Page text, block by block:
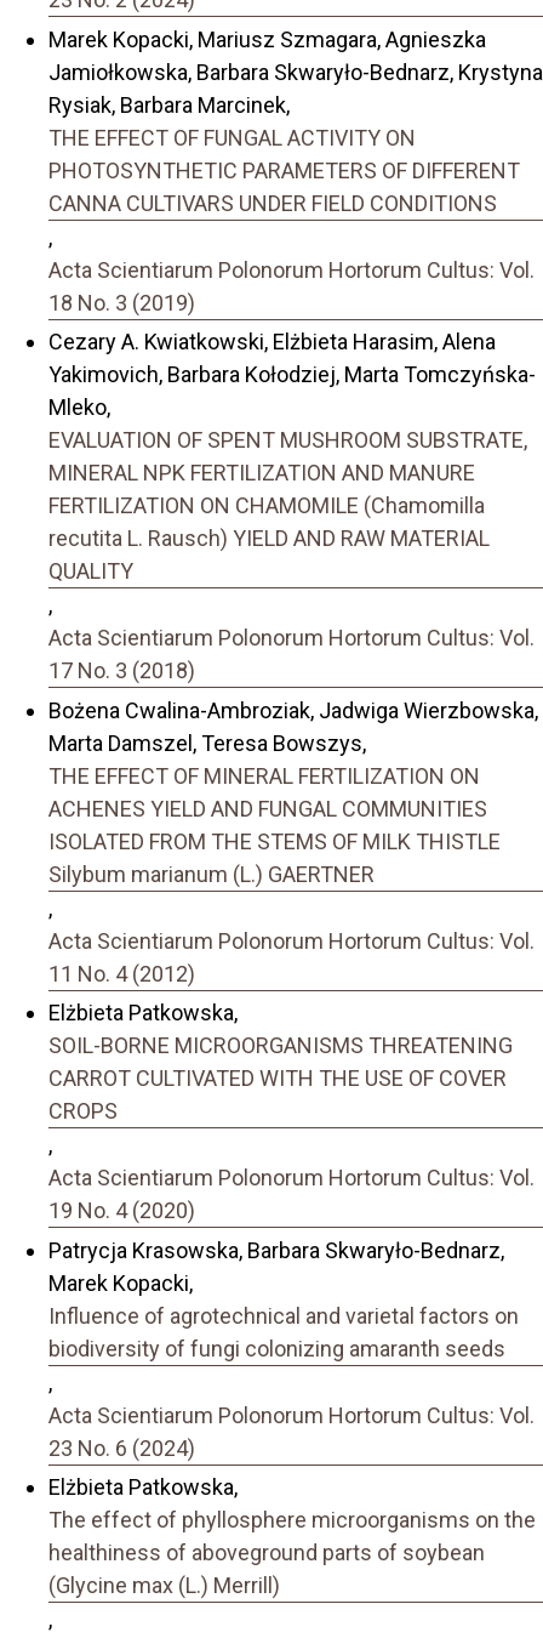
Marek Kopacki, Mariusz Szmagara, Agnieszka
Jamiołkowska, Barbara Skwaryło-Bednarz, Krystyna
Rysiak, Barbara Marcinek,
THE EFFECT OF FUNGAL ACTIVITY ON
PHOTOSYNTHETIC PARAMETERS OF DIFFERENT
CANNA CULTIVARS UNDER FIELD CONDITIONS
,
Acta Scientiarum Polonorum Hortorum Cultus: Vol.
18 No. 3 (2019)
Cezary A. Kwiatkowski, Elżbieta Harasim, Alena
Yakimovich, Barbara Kołodziej, Marta Tomczyńska-
Mleko,
EVALUATION OF SPENT MUSHROOM SUBSTRATE,
MINERAL NPK FERTILIZATION AND MANURE
FERTILIZATION ON CHAMOMILE (Chamomilla
recutita L. Rausch) YIELD AND RAW MATERIAL
QUALITY
,
Acta Scientiarum Polonorum Hortorum Cultus: Vol.
17 No. 3 (2018)
Bożena Cwalina-Ambroziak, Jadwiga Wierzbowska,
Marta Damszel, Teresa Bowszys,
THE EFFECT OF MINERAL FERTILIZATION ON
ACHENES YIELD AND FUNGAL COMMUNITIES
ISOLATED FROM THE STEMS OF MILK THISTLE
Silybum marianum (L.) GAERTNER
,
Acta Scientiarum Polonorum Hortorum Cultus: Vol.
11 No. 4 (2012)
Elżbieta Patkowska,
SOIL-BORNE MICROORGANISMS THREATENING
CARROT CULTIVATED WITH THE USE OF COVER
CROPS
,
Acta Scientiarum Polonorum Hortorum Cultus: Vol.
19 No. 4 (2020)
Patrycja Krasowska, Barbara Skwaryło-Bednarz,
Marek Kopacki,
Influence of agrotechnical and varietal factors on
biodiversity of fungi colonizing amaranth seeds
,
Acta Scientiarum Polonorum Hortorum Cultus: Vol.
23 No. 6 (2024)
Elżbieta Patkowska,
The effect of phyllosphere microorganisms on the
healthiness of aboveground parts of soybean
(Glycine max (L.) Merrill)
,